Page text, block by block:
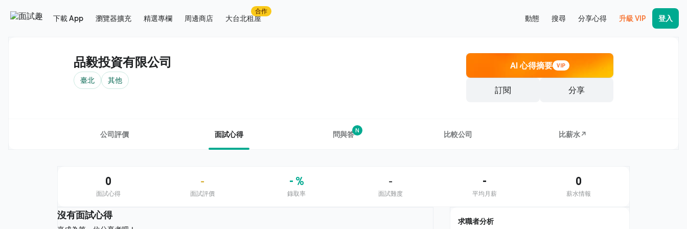
下載 App 瀏覽器擴充 精選專欄 周邊商店 大台北租屋
合作
動態 搜尋 分享心得 升級 VIP 登入
品毅投資有限公司
臺北 其他
AI 心得摘要 VIP
訂閱 分享
公司評價 面試心得 問與答N 比較公司 比薪水↗
0
面試心得
-
面試評價
- %
錄取率
-
面試難度
-
平均月薪
0
薪水情報
沒有面試心得
求職者分析